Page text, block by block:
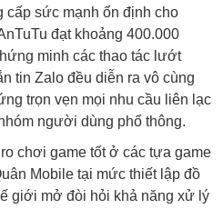
cấp sức mạnh ổn định cho
đạt khoảng 400.000
minh các thao tác lướt
tin Zalo đều diễn ra vô cùng
trọn vẹn mọi nhu cầu liên lạc
người dùng phổ thông.
chơi game tốt ở các tựa game
Mobile tại mức thiết lập đồ
giới mở đòi hỏi khả năng xử lý